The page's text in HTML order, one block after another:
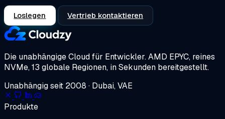
Loslegen Vertrieb kontaktieren
Die unabhängige Cloud für Entwickler.AMD EPYC, reines
NVMe, 13 globale Regionen, in Sekunden bereitgestellt.
Unabhängig seit 2008 · Dubai, VAE
Produkte